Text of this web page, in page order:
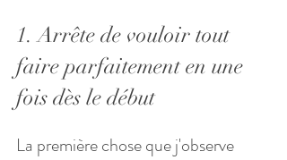
1. Arrête de vouloir tout
faire parfaitement en une
fois dès le début
La première chose que j'observe